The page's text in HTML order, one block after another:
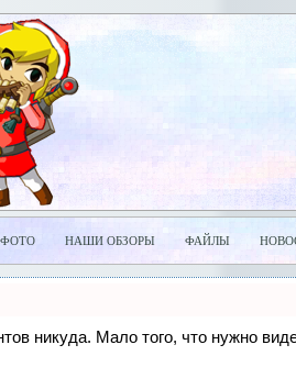
ФОТО НАШИ ОБЗОРЫ ФАЙЛЫ
никуда. Мало того, что нужно